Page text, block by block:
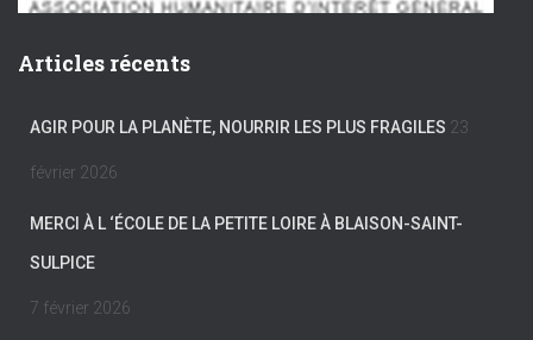
Articles récents
AGIR POUR LA PLANÈTE, NOURRIR LES PLUS FRAGILES 23
février 2026
MERCI À L ‘ÉCOLE DE LA PETITE LOIRE À BLAISON-SAINT-
SULPICE
7 février 2026